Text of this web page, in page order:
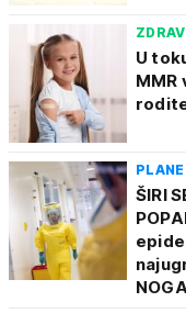
U
MMR
ŠIRI